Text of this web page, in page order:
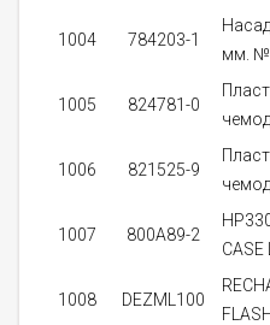
1004 784203-1
мм. №
1005 824781-0
1006 821525-9
1007 800A89-2
CASE
1008 DEZML100